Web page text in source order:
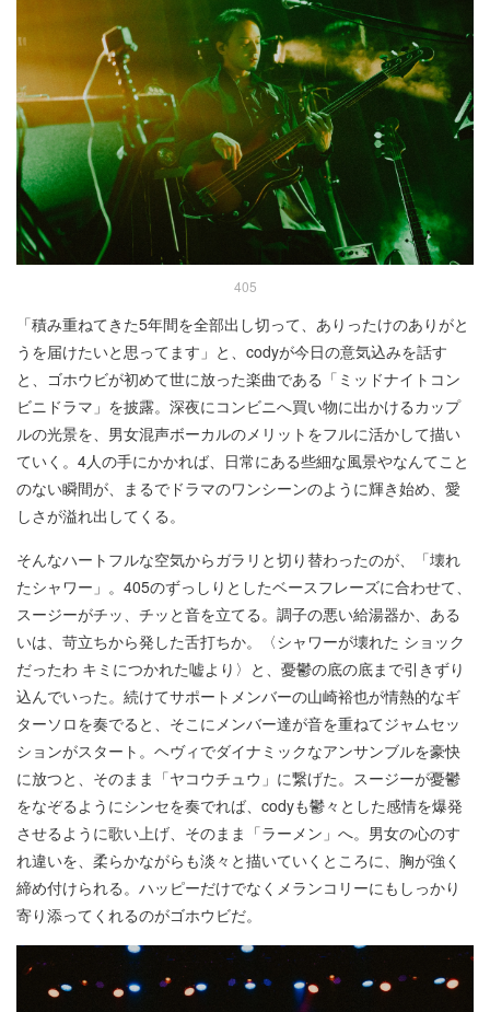
405
「積み重ねてきた5年間を全部出し切って、ありったけのありがと
うを届けたいと思ってます」と、codyが今日の意気込みを話す
と、ゴホウビが初めて世に放った楽曲である「ミッドナイトコン
ビニドラマ」を披露。深夜にコンビニへ買い物に出かけるカップ
ルの光景を、男女混声ボーカルのメリットをフルに活かして描い
ていく。4人の手にかかれば、日常にある些細な風景やなんてこと
のない瞬間が、まるでドラマのワンシーンのように輝き始め、愛
しさが溢れ出してくる。
そんなハートフルな空気からガラリと切り替わったのが、「壊れ
たシャワー」。405のずっしりとしたベースフレーズに合わせて、
スージーがチッ、チッと音を立てる。調子の悪い給湯器か、ある
いは、苛立ちから発した舌打ちか。〈シャワーが壊れた ショック
だったわ キミにつかれた嘘より〉と、憂鬱の底の底まで引きずり
込んでいった。続けてサポートメンバーの山崎裕也が情熱的なギ
ターソロを奏でると、そこにメンバー達が音を重ねてジャムセッ
ションがスタート。ヘヴィでダイナミックなアンサンブルを豪快
に放つと、そのまま「ヤコウチュウ」に繋げた。スージーが憂鬱
をなぞるようにシンセを奏でれば、codyも鬱々とした感情を爆発
させるように歌い上げ、そのまま「ラーメン」へ。男女の心のす
れ違いを、柔らかながらも淡々と描いていくところに、胸が強く
締め付けられる。ハッピーだけでなくメランコリーにもしっかり
寄り添ってくれるのがゴホウビだ。